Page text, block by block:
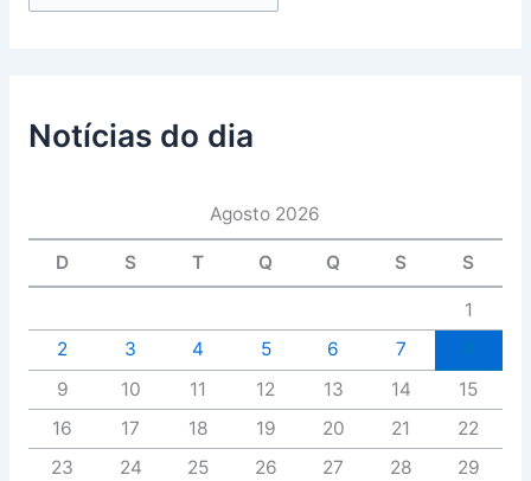
Notícias do dia
Agosto 2026
D S T Q Q S S
1
2
3 4 5 6 7
9
10 11 12 13 14
15
16
17 18 19 20 21
22
23
24 25 26 27 28
29